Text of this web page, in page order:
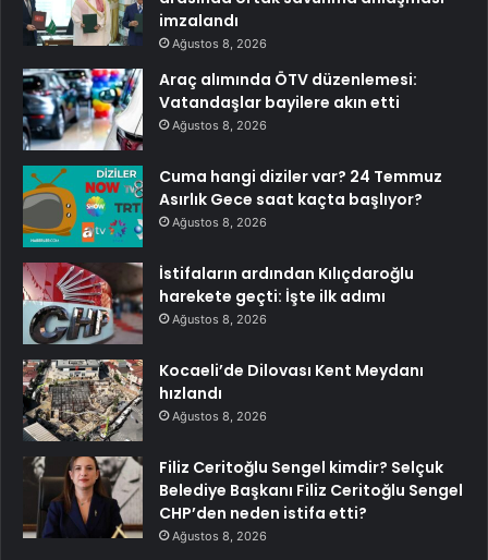
imzalandı
Ağustos 8, 2026
Araç alımında ÖTV düzenlemesi:
Vatandaşlar bayilere akın etti
Ağustos 8, 2026
Cuma hangi diziler var? 24 Temmuz
Asırlık Gece saat kaçta başlıyor?
Ağustos 8, 2026
İstifaların ardından Kılıçdaroğlu
harekete geçti: İşte ilk adımı
Ağustos 8, 2026
Kocaeli’de Dilovası Kent Meydanı
hızlandı
Ağustos 8, 2026
Filiz Ceritoğlu Sengel kimdir? Selçuk
Belediye Başkanı Filiz Ceritoğlu Sengel
CHP’den neden istifa etti?
Ağustos 8, 2026